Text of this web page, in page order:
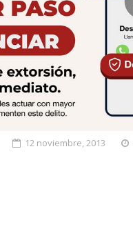
12 noviembre, 2013